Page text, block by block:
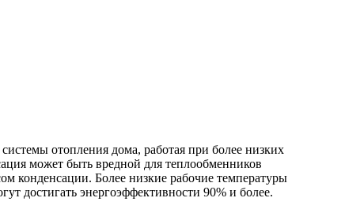
отопления дома, работая при более низких
может быть вредной для теплообменников
конденсации. Более низкие рабочие температуры
достигать энергоэффективности 90% и более.